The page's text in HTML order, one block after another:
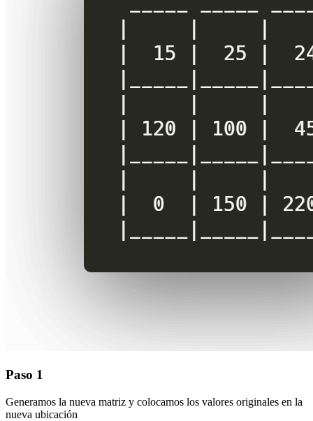
Paso 1
Generamos la nueva matriz y colocamos los valores originales en la
nueva ubicación